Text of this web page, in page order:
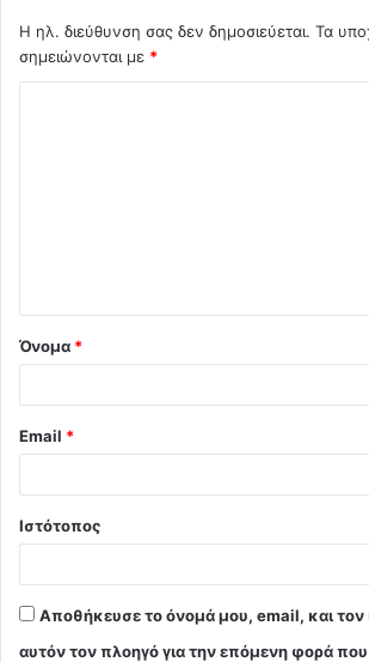
Η ηλ. διεύθυνση σας δεν δημοσιεύεται. Τα
σημειώνονται με *
*
Όνομα *
Email *
Ιστότοπος
Αποθήκευσε το όνομά μου, email, και τον
αυτόν τον πλοηγό για την επόμενη φορά